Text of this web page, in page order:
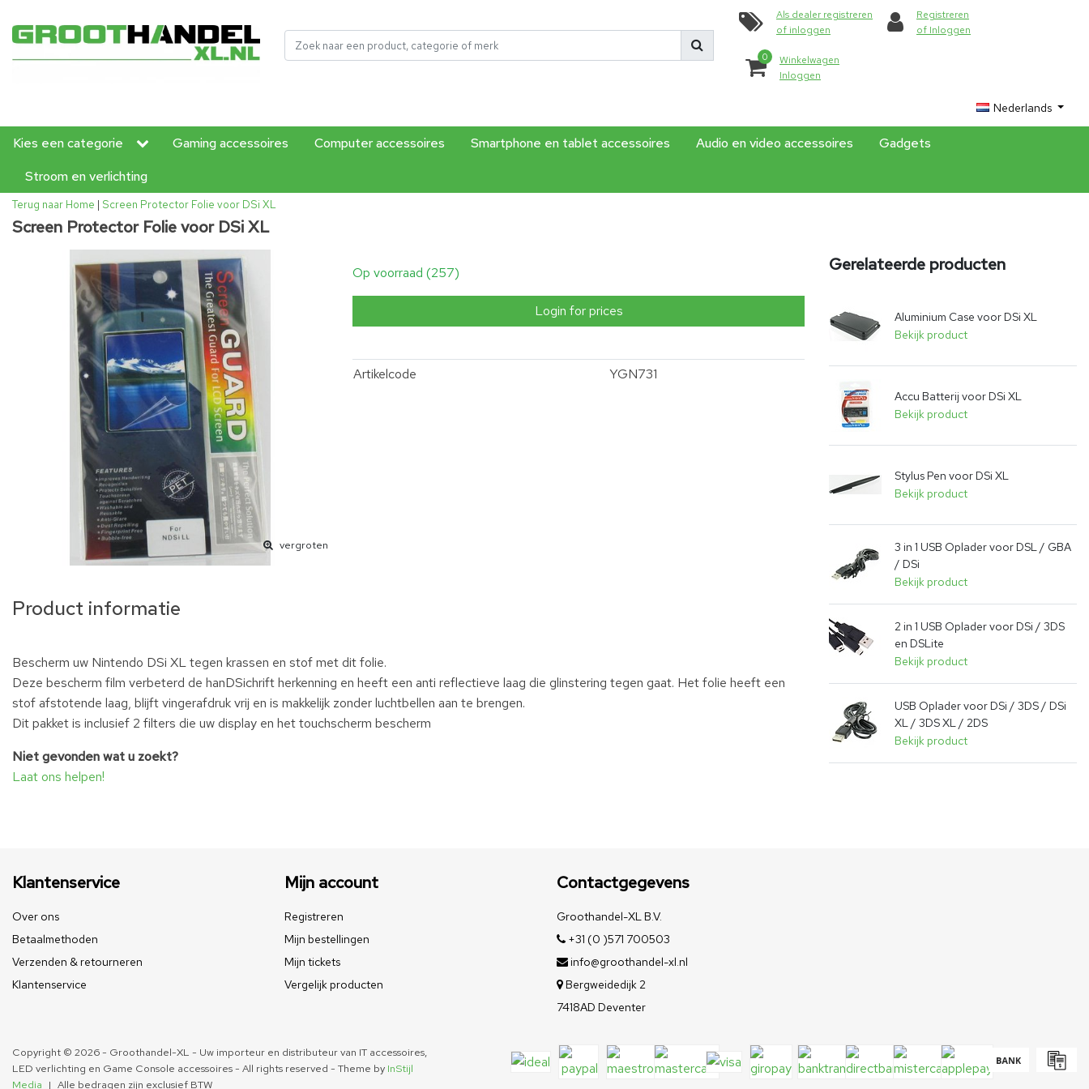
Als dealer registreren
of inloggen
Registreren
of Inloggen
0
Winkelwagen
Inloggen
Nederlands
Kies een categorie Gaming accessoires Computer accessoires Smartphone en tablet accessoires Audio en video accessoires
Gadgets
Stroom en verlichting
Terug naar Home | Screen Protector Folie voor DSi XL
Screen Protector Folie voor DSi XL
vergroten
Op voorraad (257)
Login for prices
Artikelcode YGN731
Product informatie
Bescherm uw Nintendo DSi XL tegen krassen en stof met dit folie.
Deze bescherm film verbeterd de hanDSichrift herkenning en heeft een anti reflectieve laag die glinstering tegen gaat. Het folie heeft een
stof afstotende laag, blijft vingerafdruk vrij en is makkelijk zonder luchtbellen aan te brengen.
Dit pakket is inclusief 2 filters die uw display en het touchscherm bescherm
Niet gevonden wat u zoekt?
Laat ons helpen!
Gerelateerde producten
Aluminium Case voor DSi XL
Bekijk product
Accu Batterij voor DSi XL
Bekijk product
Stylus Pen voor DSi XL
Bekijk product
3 in 1 USB Oplader voor DSL / GBA
/ DSi
Bekijk product
2 in 1 USB Oplader voor DSi / 3DS
en DSLite
Bekijk product
USB Oplader voor DSi / 3DS / DSi
XL / 3DS XL / 2DS
Bekijk product
Klantenservice
Over ons
Betaalmethoden
Verzenden & retourneren
Klantenservice
Mijn account
Registreren
Mijn bestellingen
Mijn tickets
Vergelijk producten
Contactgegevens
Groothandel-XL B.V.
+31 (0 )571 700503
info@groothandel-xl.nl
Bergweidedijk 2
7418AD Deventer
Copyright © 2026 - Groothandel-XL - Uw importeur en distributeur van IT accessoires,
LED verlichting en Game Console accessoires - All rights reserved - Theme by InStijl
Media | Alle bedragen zijn exclusief BTW